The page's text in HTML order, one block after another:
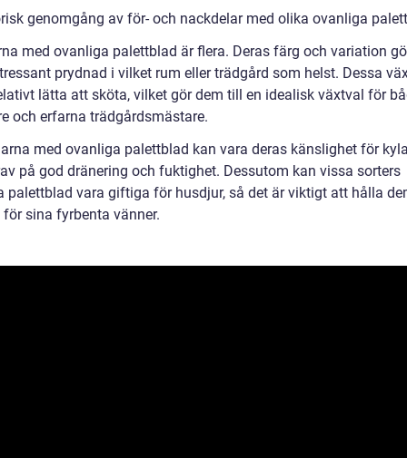
genomgång av för- och nackdelar med olika ovanliga
med ovanliga palettblad är flera. Deras färg och variation
prydnad i vilket rum eller trädgård som helst. Dessa
lätta att sköta, vilket gör dem till en idealisk växtval för
och erfarna trädgårdsmästare.
med ovanliga palettblad kan vara deras känslighet för
på god dränering och fuktighet. Dessutom kan vissa sorters
palettblad vara giftiga för husdjur, så det är viktigt att hålla
sina fyrbenta vänner.